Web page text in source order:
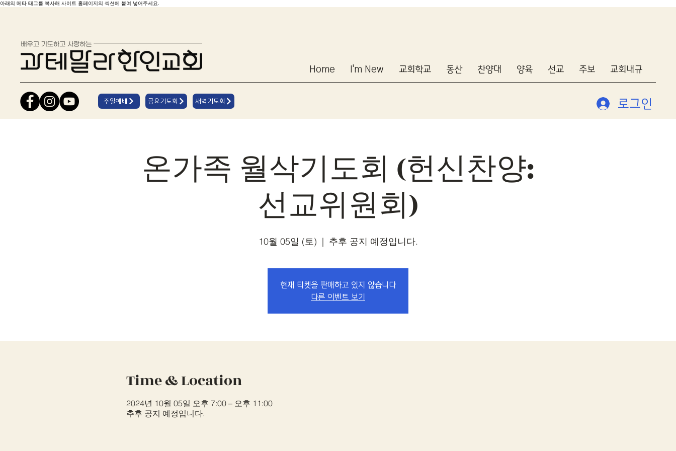
아래의 메타 태그를 복사해 사이트 홈페이지의 섹션에 붙여 넣어주세요.
Home I'm New 교회학교 동산 찬양대 양육 선교 주보 교회내규
주일예배 금요기도회 새벽기도회 로그인
온가족 월삭기도회 (헌신찬양:
선교위원회)
10월 05일 (토)
  |
추후 공지 예정입니다.
현재 티켓을 판매하고 있지 않습니다
다른 이벤트 보기
Time & Location
2024년 10월 05일 오후 7:00 – 오후 11:00
추후 공지 예정입니다.